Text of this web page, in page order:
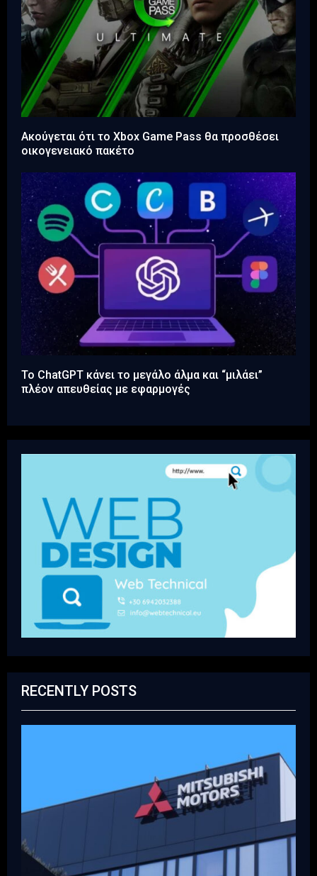
Ακούγεται ότι το Xbox Game Pass θα προσθέσει
οικογενειακό πακέτο
Το ChatGPT κάνει το μεγάλο άλμα και “μιλάει”
πλέον απευθείας με εφαρμογές
RECENTLY POSTS